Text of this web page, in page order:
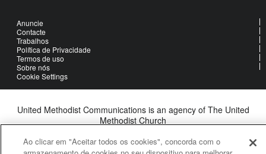
Anuncie
Contacte
Trabalhos
Política de Privacidade
Termos de uso
Sobre nós
Cookie Settings
United Methodist Communications is an agency of The United
Methodist Church
Ao clicar em "Aceitar todos os cookies", concorda com o